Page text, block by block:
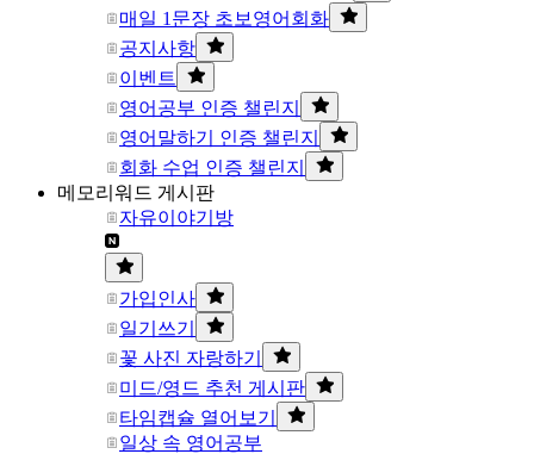
매일 1문장 초보영어회화
공지사항
이벤트
영어공부 인증 챌린지
영어말하기 인증 챌린지
회화 수업 인증 챌린지
메모리워드 게시판
자유이야기방
가입인사
일기쓰기
꽃 사진 자랑하기
미드/영드 추천 게시판
타임캡슐 열어보기
일상 속 영어공부